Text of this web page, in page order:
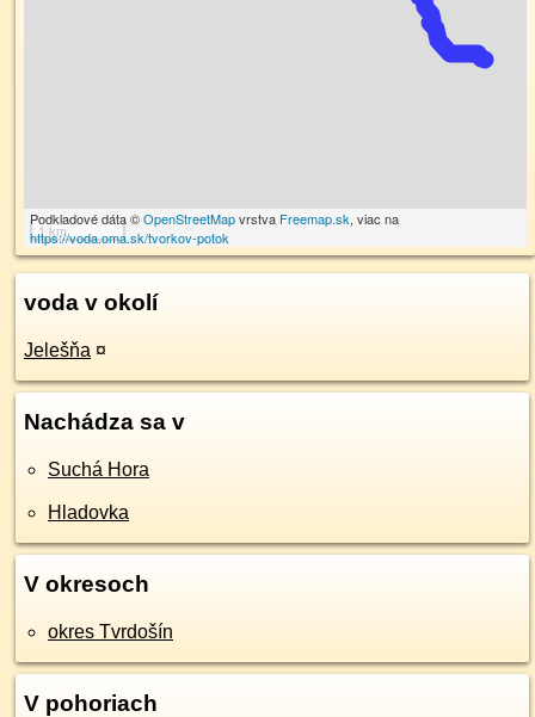
1 km
Podkladové dáta ©OpenStreetMapvrstva Freemap.sk, viac na
https://voda.oma.sk/tvorkov-potok
voda v okolí
Jelešňa ¤
Nachádza sa v
Suchá Hora
Hladovka
V okresoch
okres Tvrdošín
V pohoriach